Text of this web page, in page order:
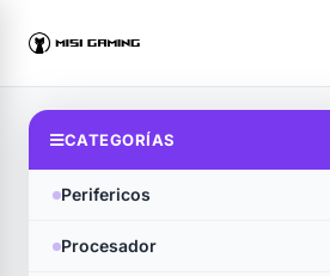
Tienda
CATEGORÍAS
Perifericos
Procesador